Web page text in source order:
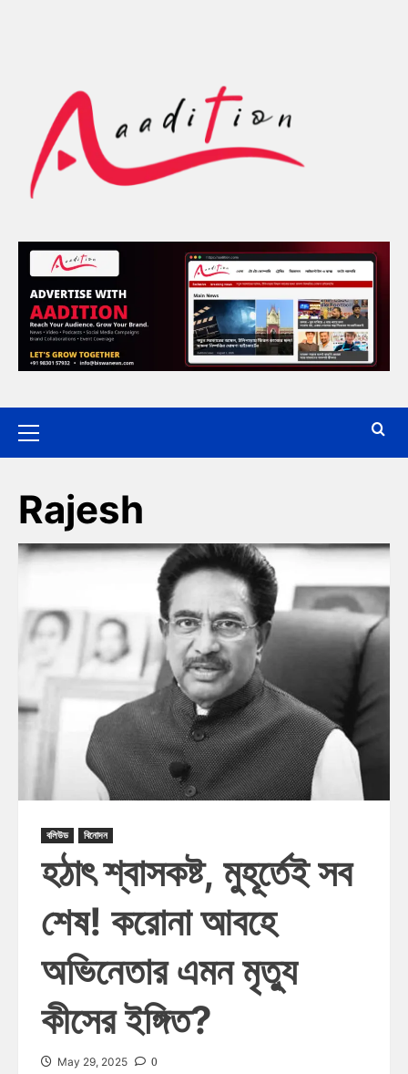
Rajesh
বলিউড বিনোদন
হঠাৎ শ্বাসকষ্ট, মুহূর্তেই সব
শেষ! করোনা আবহে
অভিনেতার এমন মৃত্যু
কীসের ইঙ্গিত?
May 29, 2025 0